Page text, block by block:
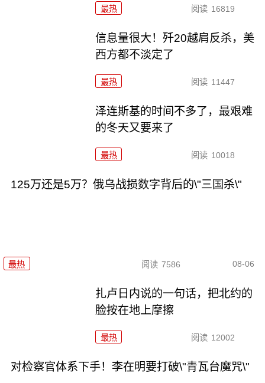
最热 阅读 16819
信息量很大！歼20越肩反杀，美
西方都不淡定了
最热 阅读 11447
泽连斯基的时间不多了，最艰难
的冬天又要来了
最热 阅读 10018
125万还是5万？俄乌战损数字背后的\"三国杀\"
最热 阅读 7586 08-06
扎卢日内说的一句话，把北约的
脸按在地上摩擦
最热 阅读 12002
对检察官体系下手！李在明要打破\"青瓦台魔咒\"